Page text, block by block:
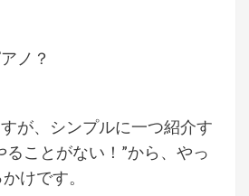
ノ？
が、シンプルに一つ紹介す
ることがない！”から、やっ
けです。